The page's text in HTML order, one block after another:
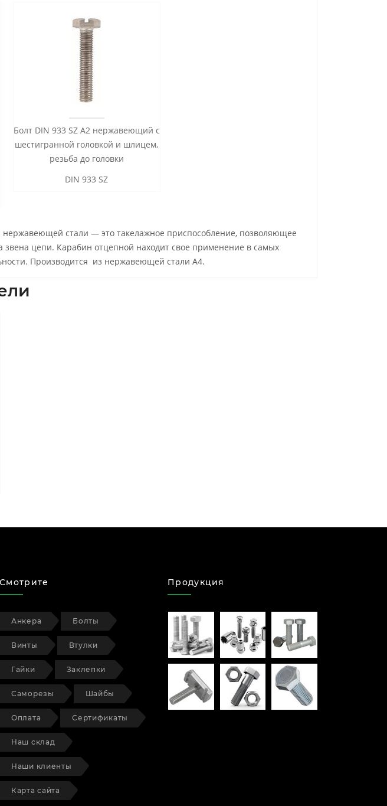
Болт DIN 933 SZ А2 нержавеющий с
шестигранной головкой и шлицем,
резьба до головки
DIN 933 SZ
стали — это такелажное приспособление, позволяющее
звена цепи. Карабин отцепной находит свое применение в самых
Производится из нержавеющей стали А4.
Смотрите
Анкера Болты
Винты Втулки
Гайки Заклепки
Саморезы Шайбы
Оплата Сертификаты
Наш склад
Наши клиенты
Карта сайта
Продукция